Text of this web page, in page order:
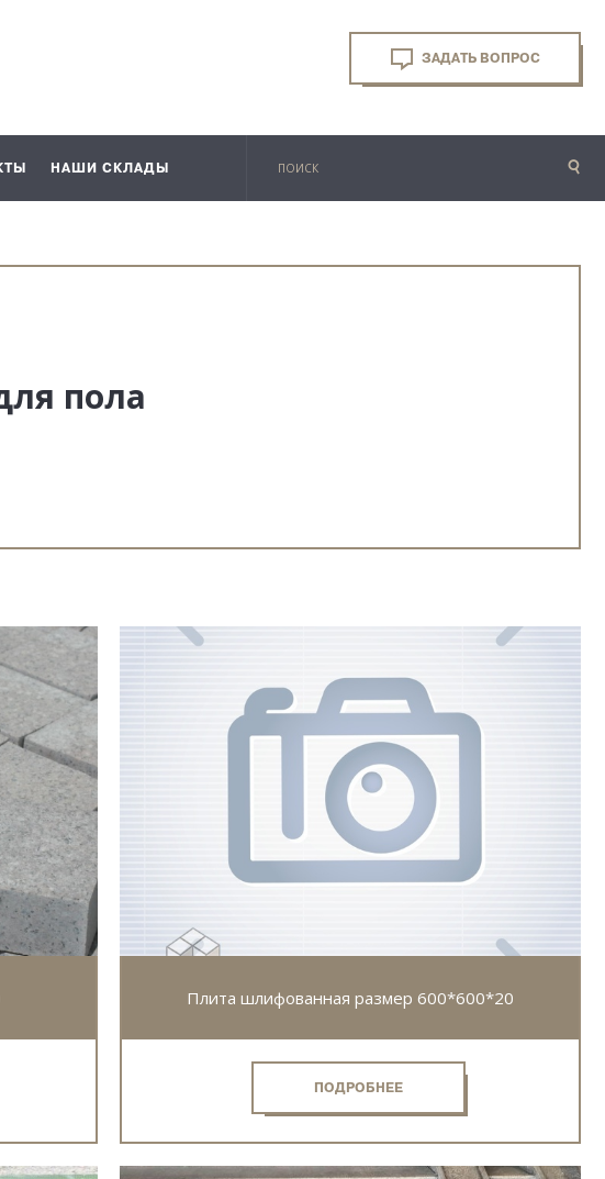
ЗАДАТЬ ВОПРОС
НАШИ СКЛАДЫ
пола
Плита шлифованная размер 600*600*20
ПОДРОБНЕЕ